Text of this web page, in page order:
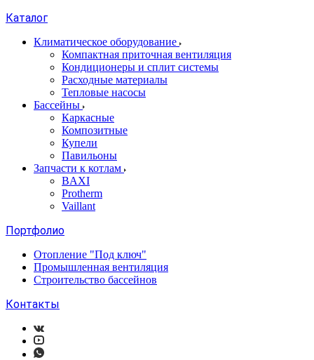
Каталог
Климатическое оборудование
Компактная приточная вентиляция
Кондиционеры и сплит системы
Расходные материалы
Тепловые насосы
Бассейны
Каркасные
Композитные
Купели
Павильоны
Запчасти к котлам
BAXI
Protherm
Vaillant
Портфолио
Отопление "Под ключ"
Промышленная вентиляция
Строительство бассейнов
Контакты